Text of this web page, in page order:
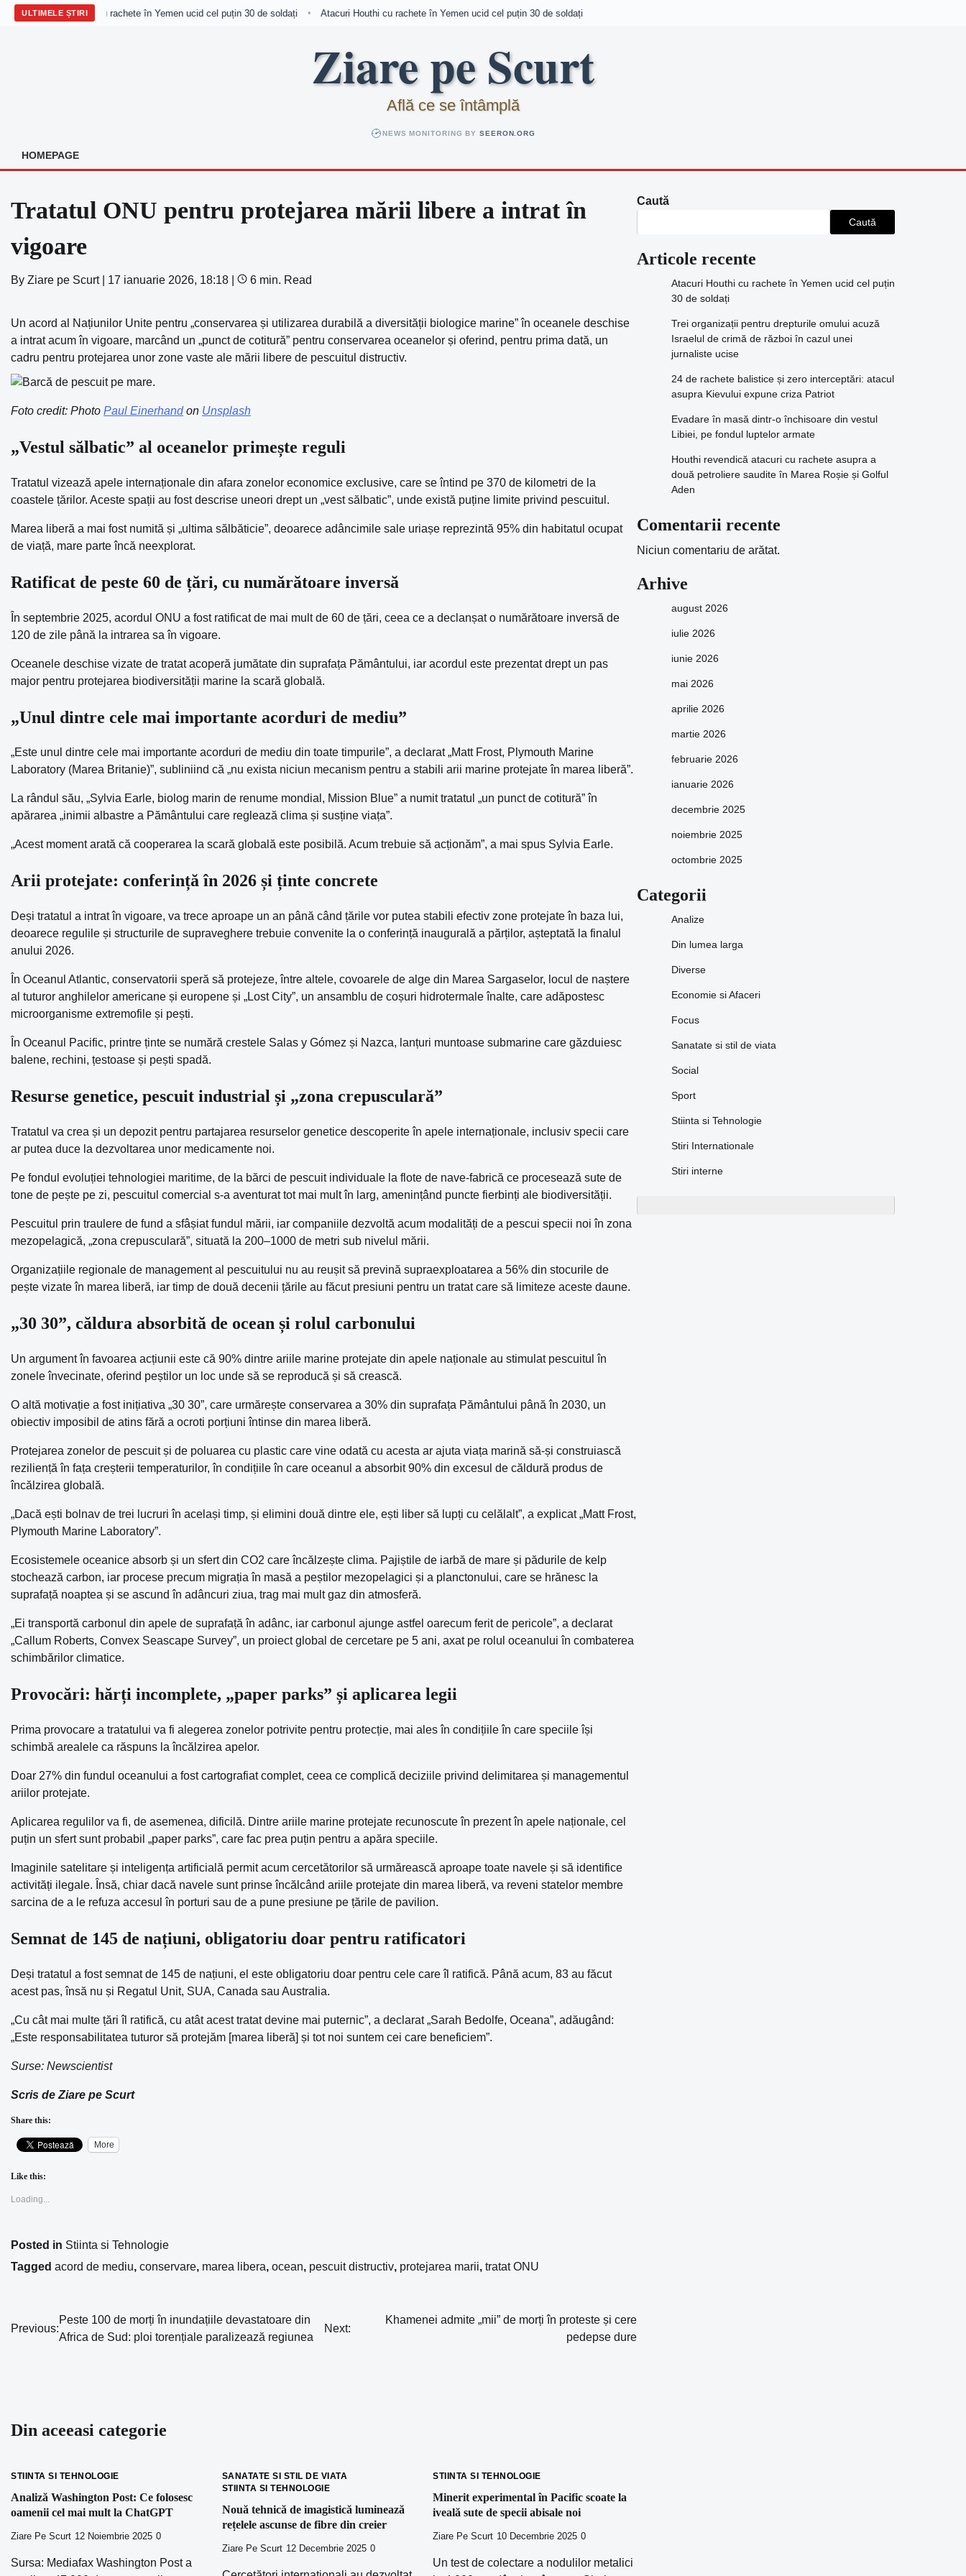
ULTIMELE ȘTIRI
Atacuri Houthi cu rachete în Yemen ucid cel puțin 30 de soldați • Atacuri Houthi cu rachete în Yemen ucid cel puțin 30 de soldați
Ziare pe Scurt
Află ce se întâmplă
NEWS MONITORING BYSEERON.ORG
HOMEPAGE
Tratatul ONU pentru protejarea mării libere a intrat în
vigoare
By Ziare pe Scurt 17 ianuarie 2026, 18:18 6 min. Read
Un acord al Națiunilor Unite pentru „conservarea și utilizarea durabilă a diversității biologice marine” în oceanele deschise
a intrat acum în vigoare, marcând un „punct de cotitură” pentru conservarea oceanelor și oferind, pentru prima dată, un
cadru pentru protejarea unor zone vaste ale mării libere de pescuitul distructiv.
Foto credit: Photo Paul Einerhandon Unsplash
„Vestul sălbatic” al oceanelor primește reguli
Tratatul vizează apele internaționale din afara zonelor economice exclusive, care se întind pe 370 de kilometri de la
coastele țărilor. Aceste spații au fost descrise uneori drept un „vest sălbatic”, unde există puține limite privind pescuitul.
Marea liberă a mai fost numită și „ultima sălbăticie”, deoarece adâncimile sale uriașe reprezintă 95% din habitatul ocupat
de viață, mare parte încă neexplorat.
Ratificat de peste 60 de țări, cu numărătoare inversă
În septembrie 2025, acordul ONU a fost ratificat de mai mult de 60 de țări, ceea ce a declanșat o numărătoare inversă de
120 de zile până la intrarea sa în vigoare.
Oceanele deschise vizate de tratat acoperă jumătate din suprafața Pământului, iar acordul este prezentat drept un pas
major pentru protejarea biodiversității marine la scară globală.
„Unul dintre cele mai importante acorduri de mediu”
„Este unul dintre cele mai importante acorduri de mediu din toate timpurile”, a declarat „Matt Frost, Plymouth Marine
Laboratory (Marea Britanie)”, subliniind că „nu exista niciun mecanism pentru a stabili arii marine protejate în marea liberă”.
La rândul său, „Sylvia Earle, biolog marin de renume mondial, Mission Blue” a numit tratatul „un punct de cotitură” în
apărarea „inimii albastre a Pământului care reglează clima și susține viața”.
„Acest moment arată că cooperarea la scară globală este posibilă. Acum trebuie să acționăm”, a mai spus Sylvia Earle.
Arii protejate: conferință în 2026 și ținte concrete
Deși tratatul a intrat în vigoare, va trece aproape un an până când țările vor putea stabili efectiv zone protejate în baza lui,
deoarece regulile și structurile de supraveghere trebuie convenite la o conferință inaugurală a părților, așteptată la finalul
anului 2026.
În Oceanul Atlantic, conservatorii speră să protejeze, între altele, covoarele de alge din Marea Sargaselor, locul de naștere
al tuturor anghilelor americane și europene și „Lost City”, un ansamblu de coșuri hidrotermale înalte, care adăpostesc
microorganisme extremofile și pești.
În Oceanul Pacific, printre ținte se numără crestele Salas y Gómez și Nazca, lanțuri muntoase submarine care găzduiesc
balene, rechini, țestoase și pești spadă.
Resurse genetice, pescuit industrial și „zona crepusculară”
Tratatul va crea și un depozit pentru partajarea resurselor genetice descoperite în apele internaționale, inclusiv specii care
ar putea duce la dezvoltarea unor medicamente noi.
Pe fondul evoluției tehnologiei maritime, de la bărci de pescuit individuale la flote de nave-fabrică ce procesează sute de
tone de pește pe zi, pescuitul comercial s-a aventurat tot mai mult în larg, amenințând puncte fierbinți ale biodiversității.
Pescuitul prin traulere de fund a sfâșiat fundul mării, iar companiile dezvoltă acum modalități de a pescui specii noi în zona
mezopelagică, „zona crepusculară”, situată la 200–1000 de metri sub nivelul mării.
Organizațiile regionale de management al pescuitului nu au reușit să prevină supraexploatarea a 56% din stocurile de
pește vizate în marea liberă, iar timp de două decenii țările au făcut presiuni pentru un tratat care să limiteze aceste daune.
„30 30”, căldura absorbită de ocean și rolul carbonului
Un argument în favoarea acțiunii este că 90% dintre ariile marine protejate din apele naționale au stimulat pescuitul în
zonele învecinate, oferind peștilor un loc unde să se reproducă și să crească.
O altă motivație a fost inițiativa „30 30”, care urmărește conservarea a 30% din suprafața Pământului până în 2030, un
obiectiv imposibil de atins fără a ocroti porțiuni întinse din marea liberă.
Protejarea zonelor de pescuit și de poluarea cu plastic care vine odată cu acesta ar ajuta viața marină să-și construiască
reziliență în fața creșterii temperaturilor, în condițiile în care oceanul a absorbit 90% din excesul de căldură produs de
încălzirea globală.
„Dacă ești bolnav de trei lucruri în același timp, și elimini două dintre ele, ești liber să lupți cu celălalt”, a explicat „Matt Frost,
Plymouth Marine Laboratory”.
Ecosistemele oceanice absorb și un sfert din CO2 care încălzește clima. Pajiștile de iarbă de mare și pădurile de kelp
stochează carbon, iar procese precum migrația în masă a peștilor mezopelagici și a planctonului, care se hrănesc la
suprafață noaptea și se ascund în adâncuri ziua, trag mai mult gaz din atmosferă.
„Ei transportă carbonul din apele de suprafață în adânc, iar carbonul ajunge astfel oarecum ferit de pericole”, a declarat
„Callum Roberts, Convex Seascape Survey”, un proiect global de cercetare pe 5 ani, axat pe rolul oceanului în combaterea
schimbărilor climatice.
Provocări: hărți incomplete, „paper parks” și aplicarea legii
Prima provocare a tratatului va fi alegerea zonelor potrivite pentru protecție, mai ales în condițiile în care speciile își
schimbă arealele ca răspuns la încălzirea apelor.
Doar 27% din fundul oceanului a fost cartografiat complet, ceea ce complică deciziile privind delimitarea și managementul
ariilor protejate.
Aplicarea regulilor va fi, de asemenea, dificilă. Dintre ariile marine protejate recunoscute în prezent în apele naționale, cel
puțin un sfert sunt probabil „paper parks”, care fac prea puțin pentru a apăra speciile.
Imaginile satelitare și inteligența artificială permit acum cercetătorilor să urmărească aproape toate navele și să identifice
activități ilegale. Însă, chiar dacă navele sunt prinse încălcând ariile protejate din marea liberă, va reveni statelor membre
sarcina de a le refuza accesul în porturi sau de a pune presiune pe țările de pavilion.
Semnat de 145 de națiuni, obligatoriu doar pentru ratificatori
Deși tratatul a fost semnat de 145 de națiuni, el este obligatoriu doar pentru cele care îl ratifică. Până acum, 83 au făcut
acest pas, însă nu și Regatul Unit, SUA, Canada sau Australia.
„Cu cât mai multe țări îl ratifică, cu atât acest tratat devine mai puternic”, a declarat „Sarah Bedolfe, Oceana”, adăugând:
„Este responsabilitatea tuturor să protejăm [marea liberă] și tot noi suntem cei care beneficiem”.
Surse: Newscientist
Scris de Ziare pe Scurt
Share this:
More
Like this:
Loading...
Posted in Stiinta si Tehnologie
Tagged acord de mediu, conservare, marea libera, ocean, pescuit distructiv, protejarea marii, tratat ONU
Navigare
Previous:
Peste 100 de morți în inundațiile devastatoare din
Africa de Sud: ploi torențiale paralizează regiunea
Next:
Khamenei admite „mii” de morți în proteste și cere
pedepse dure
Din aceeasi categorie
STIINTA SI TEHNOLOGIE
Analiză Washington Post: Ce folosesc
oamenii cel mai mult la ChatGPT
Ziare Pe Scurt 12 Noiembrie 2025 0
Sursa: Mediafax Washington Post a
SANATATE SI STIL DE VIATA
STIINTA SI TEHNOLOGIE
Nouă tehnică de imagistică luminează
rețelele ascunse de fibre din creier
Ziare Pe Scurt 12 Decembrie 2025 0
STIINTA SI TEHNOLOGIE
Minerit experimental în Pacific scoate la
iveală sute de specii abisale noi
Ziare Pe Scurt 10 Decembrie 2025 0
Un test de colectare a nodulilor metalici
Caută
Caută
Articole recente
Atacuri Houthi cu rachete în Yemen ucid cel puțin
30 de soldați
Trei organizații pentru drepturile omului acuză
Israelul de crimă de război în cazul unei
jurnaliste ucise
24 de rachete balistice și zero interceptări: atacul
asupra Kievului expune criza Patriot
Evadare în masă dintr-o închisoare din vestul
Libiei, pe fondul luptelor armate
Houthi revendică atacuri cu rachete asupra a
două petroliere saudite în Marea Roșie și Golful
Aden
Comentarii recente
Niciun comentariu de arătat.
Arhive
august 2026
iulie 2026
iunie 2026
mai 2026
aprilie 2026
martie 2026
februarie 2026
ianuarie 2026
decembrie 2025
noiembrie 2025
octombrie 2025
Categorii
Analize
Din lumea larga
Diverse
Economie si Afaceri
Focus
Sanatate si stil de viata
Social
Sport
Stiinta si Tehnologie
Stiri Internationale
Stiri interne